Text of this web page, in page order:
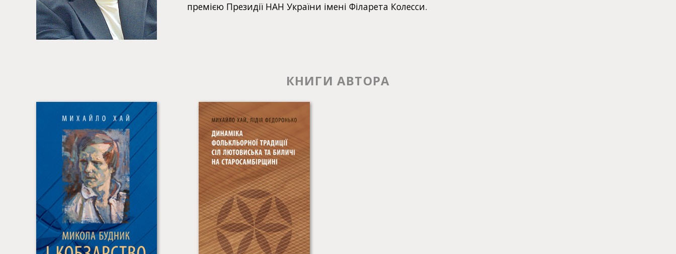
премією Президії НАН України імені Філарета Колесси.
КНИГИ АВТОРА